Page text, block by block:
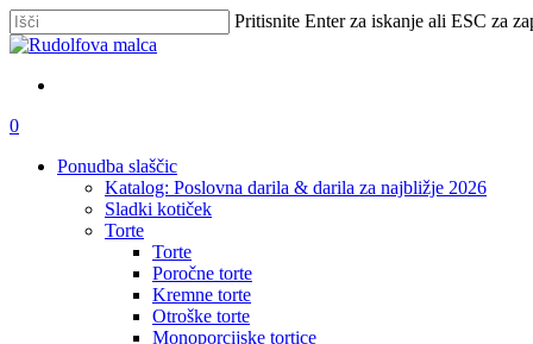
Skip
to
content
Pritisnite Enter za iskanje ali ESC za
Zapri
išči
account
0
Ponudba slaščic
Katalog: Poslovna darila & darila za najbližje 2026
Sladki kotiček
Torte
Torte
Poročne torte
Kremne torte
Otroške torte
Monoporcijske tortice